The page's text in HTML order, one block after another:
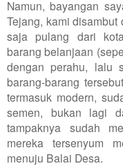
Namun, bayangan
Tejang, kami
saja pulang dari
barang belanjaan
dengan perahu, lalu
barang-barang
termasuk modern,
semen, bukan lagi
tampaknya sudah
mereka tersenyum
menuju Balai Desa.